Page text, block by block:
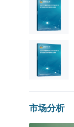
市场分析